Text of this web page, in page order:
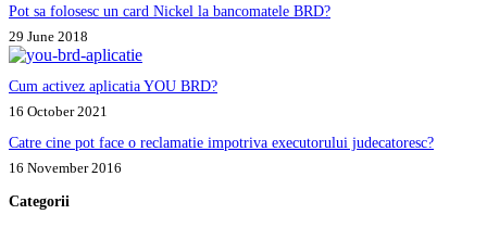
Pot sa folosesc un card Nickel la bancomatele BRD?
29 June 2018
Cum activez aplicatia YOU BRD?
16 October 2021
Catre cine pot face o reclamatie impotriva executorului judecatoresc?
16 November 2016
Categorii